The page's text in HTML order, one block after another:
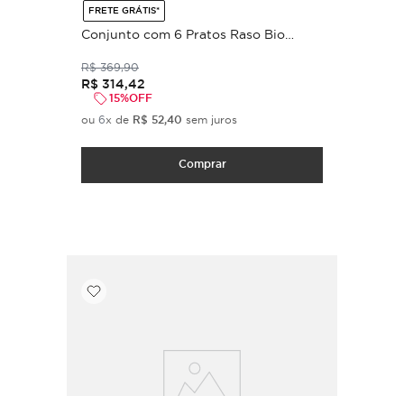
FRETE GRÁTIS*
Conjunto com 6 Pratos Raso Bio
R$ 369,90
R$ 314,42
15%OFF
ou 6x de R$ 52,40 sem juros
Comprar